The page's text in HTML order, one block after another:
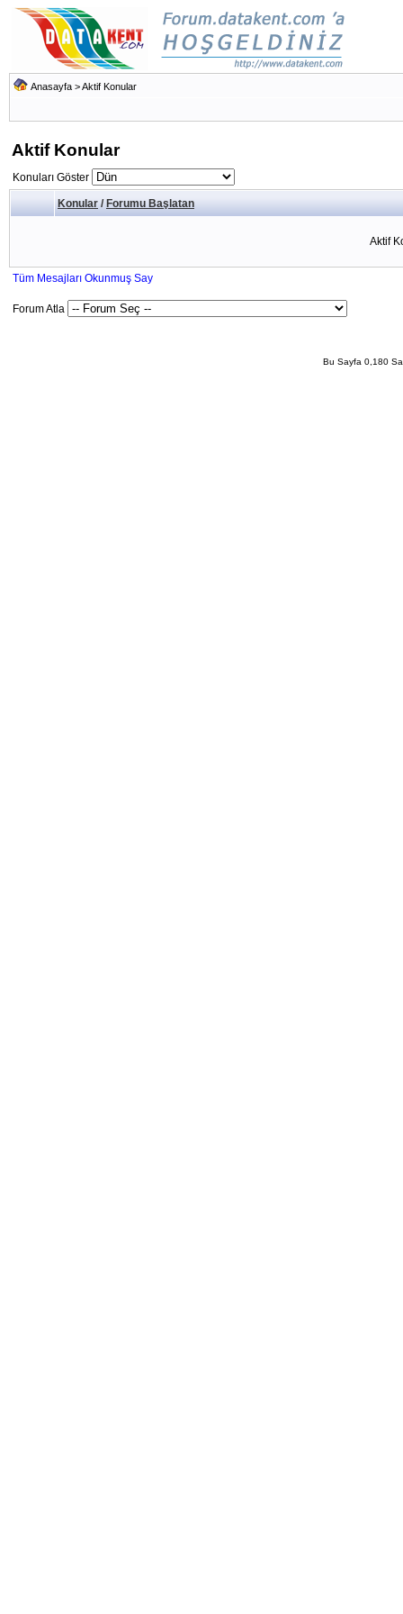
Anasayfa >Aktif Konular
Aktif Konular
Konuları Göster
Konular / Forumu Başlatan
Aktif
Tüm Mesajları Okunmuş Say
Forum Atla
Bu Sayfa 0,180